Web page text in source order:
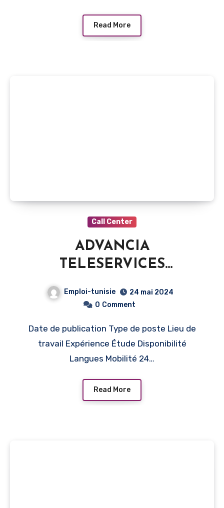
Read More
Call Center
ADVANCIA
TELESERVICES
Télévendeurs BtoC – Tunis
Emploi-tunisie
24 mai 2024
0 Comment
Date de publication Type de poste Lieu de
travail Expérience Étude Disponibilité
Langues Mobilité 24…
Read More